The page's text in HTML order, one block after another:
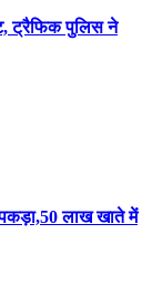
ट्रैफिक पुलिस ने
पकड़ा,50 लाख खाते में